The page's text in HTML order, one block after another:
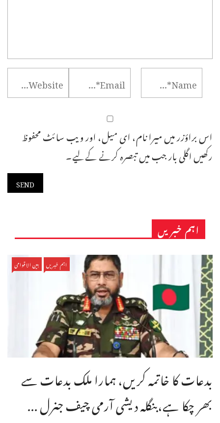
اس براؤزر میں میرا نام، ای میل، اور ویب سائٹ محفوظ
رکھیں اگلی بار جب میں تبصرہ کرنے کےلیے۔
اہم خبریں
اہم خبریں بین الاقوامی
بدعات کا خاتمہ کریں، ہمارا ملک بدعات سے
بھر چکا ہے،بنگله دیشی آرمی چیف جنرل ...